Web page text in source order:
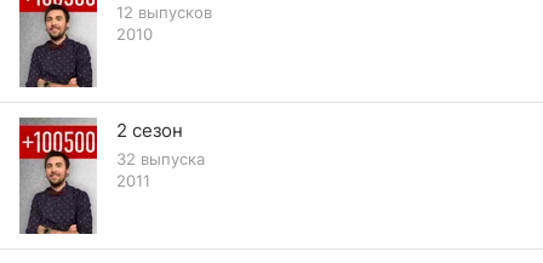
12 выпусков
2010
2 сезон
32 выпуска
2011